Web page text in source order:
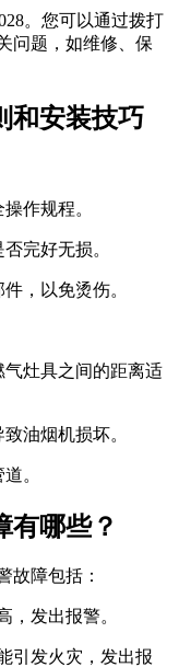
。您可以通过拨打
问题，如维修、保
和安装技巧
作规程。
完好无损。
，以免烫伤。
灶具之间的距离适
油烟机损坏。
。
有哪些？
故障包括：
，发出报警。
引发火灾，发出报